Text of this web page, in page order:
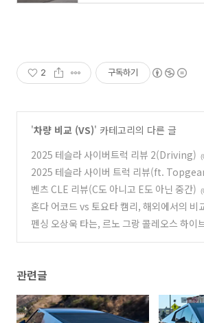
2 구독하기
'차량 비교 (VS)' 카테고리의 다른 글
2025 테슬라 사이버트럭 리뷰 2(Driving)
2025 테슬라 사이버 트럭 리뷰(ft.
벤츠 CLE 리뷰(C도 아니고 E도 아닌 중간)
혼다 어코드 vs 토요타 캠리, 해외에서의 비
(0)
펜싱 오상욱 타는, 르노 그랑 콜레오스 하이
관련글